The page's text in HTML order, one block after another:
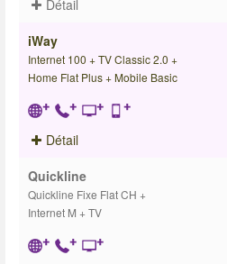
Détail
iWay
Internet 100 + TV Classic 2.0 +
Home Flat Plus + Mobile Basic
Détail
Quickline
Quickline Fixe Flat CH +
Internet M + TV